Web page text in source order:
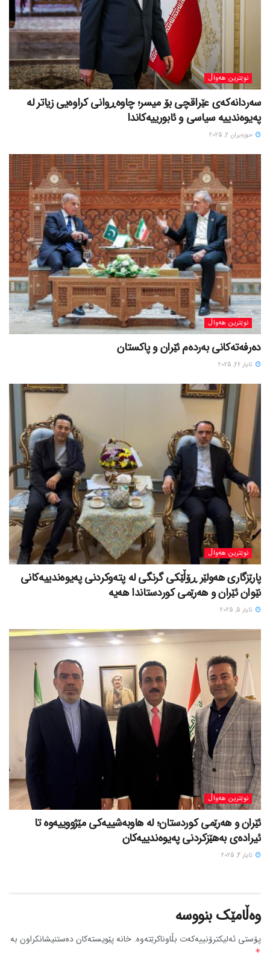
نوێترین هەواڵ
سەردانەکەی عێراقچی بۆ میسر؛ چاوەڕوانی کراوەیی زیاتر لە
پەیوەندییە سیاسی و ئابورییەکاندا
حوزه‌یران 2, 2025
نوێترین هەواڵ
دەرفەتەکانی بەردەم ئێران و پاکستان
ئایار 26, 2025
نوێترین هەواڵ
پارێزگاری هەولێر ڕۆڵێکی گرنگی لە پتەوکردنی پەیوەندییەکانی
نێوان ئێران و هەرێمی کوردستاندا هەیە
ئایار 5, 2025
نوێترین هەواڵ
ئێران و هەرێمی کوردستان؛ لە هاوبەشییەکی مێژووییەوە تا
ئیرادەی بەهێزکردنی پەیوەندییەکان
ئایار 4, 2025
وەڵامێک بنووسە
پۆستی ئەلیکترۆنییەکەت بڵاوناکرێتەوە. خانە پێویستەکان دەستنیشانکراون بە
*